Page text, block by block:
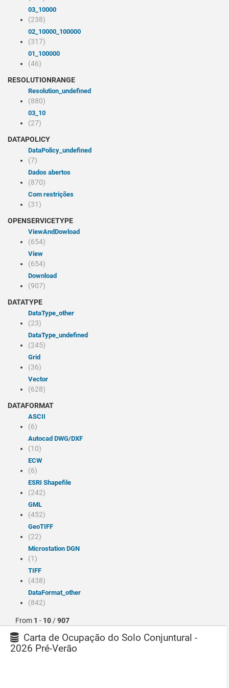
03_10000
(238)
02_10000_100000
(317)
01_100000
(46)
RESOLUTIONRANGE
resolution_undefined
(880)
03_10
(27)
DATAPOLICY
dataPolicy_undefined
(7)
Dados abertos
(870)
Com restrições
(31)
OPENSERVICETYPE
viewAndDowload
(654)
view
(654)
Download
(907)
DATATYPE
dataType_other
(23)
dataType_undefined
(245)
Grid
(36)
Vector
(628)
DATAFORMAT
ASCII
(6)
Autocad DWG/DXF
(10)
ECW
(6)
ESRI Shapefile
(242)
GML
(452)
GeoTIFF
(22)
Microstation DGN
(1)
TIFF
(438)
dataFormat_other
(842)
From 1 - 10 /907
Carta de Ocupação do Solo Conjuntural -
2026 Pré-Verão